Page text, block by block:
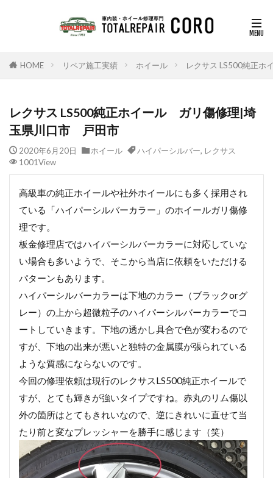
HOME リペア施工実績 ホイール レクサス LS500純正
レクサス LS500純正ホイール ガリ傷修理|埼
玉県川口市 戸田市
2020年6月20日 ホイール ハイパーシルバー, レクサス
1001View
高級車の純正ホイールや社外ホイールにも多く採用され
ている「ハイパーシルバーカラー」のホイールガリ傷修
理です。
板金修理店ではハイパーシルバーカラーに対応していな
い場合も多いようで、そこから当店に依頼をいただける
パターンもあります。
ハイパーシルバーカラーは下地のカラー（ブラックorグ
レー）の上から超微粒子のハイパーシルバーカラーでコ
ートしていきます。下地の透かし具合で色が変わるので
すが、下地の出来が悪いと独特の金属膜が張られている
ような質感にならないのです。
今回の修理依頼は現行のレクサスLS500純正ホイールで
すが、とても輝きが強いタイプですね。赤丸のリム傷以
外の箇所はとてもきれいなので、逆にきれいに直せて当
たり前と変なプレッシャーを勝手に感じます（笑）